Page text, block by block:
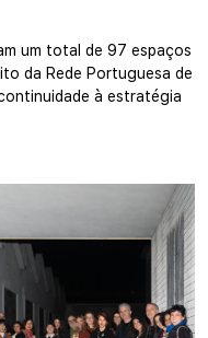
um total de 97 espaços
da Rede Portuguesa de
à estratégia